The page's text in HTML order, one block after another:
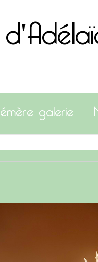
galerie